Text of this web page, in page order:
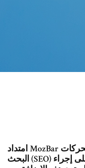
امتداد MozBar عبارة عن شريط أدوات لتحسين محركات
البحث (SEO) الكل في واحد يمنحك القدرة على إجراء